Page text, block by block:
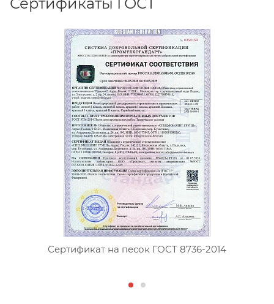
Сертификат на песок ГОСТ 8736-2014